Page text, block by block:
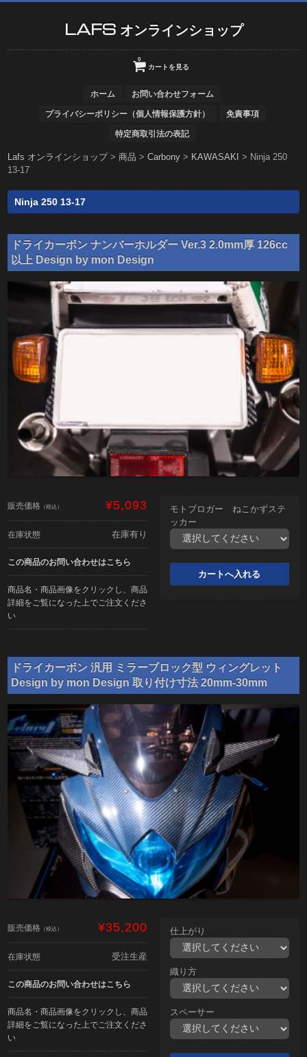
LAFS オンラインショップ
カートを見る
0
ホーム お問い合わせフォーム
プライバシーポリシー（個人情報保護方針） 免責事項
特定商取引法の表記
Lafs オンラインショップ>商品 >Carbony > KAWASAKI > Ninja 250
13-17
Ninja 250 13-17
ドライカーボン ナンバーホルダー Ver.3 2.0mm厚 126cc
以上 Design by mon Design
販売価格 （税込） ¥5,093
在庫状態 在庫有り
この商品のお問い合わせはこちら
商品名・商品画像をクリックし、商品
詳細をご覧になった上でご注文くださ
い
モトブロガー ねこかずステ
ッカー
ドライカーボン 汎用 ミラーブロック型 ウィングレット
Design by mon Design 取り付け寸法 20mm-30mm
販売価格 （税込） ¥35,200
在庫状態 受注生産
この商品のお問い合わせはこちら
商品名・商品画像をクリックし、商品
詳細をご覧になった上でご注文くださ
い
仕上がり
織り方
スペーサー